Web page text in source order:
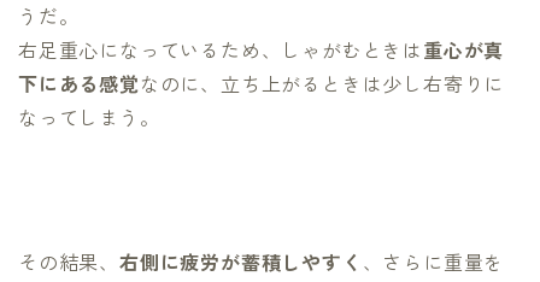
うだ。
右足重心になっているため、しゃがむときは重心が真
下にある感覚なのに、立ち上がるときは少し右寄りに
なってしまう。
その結果、 右側に疲労が蓄積しやすく 、さらに重量を